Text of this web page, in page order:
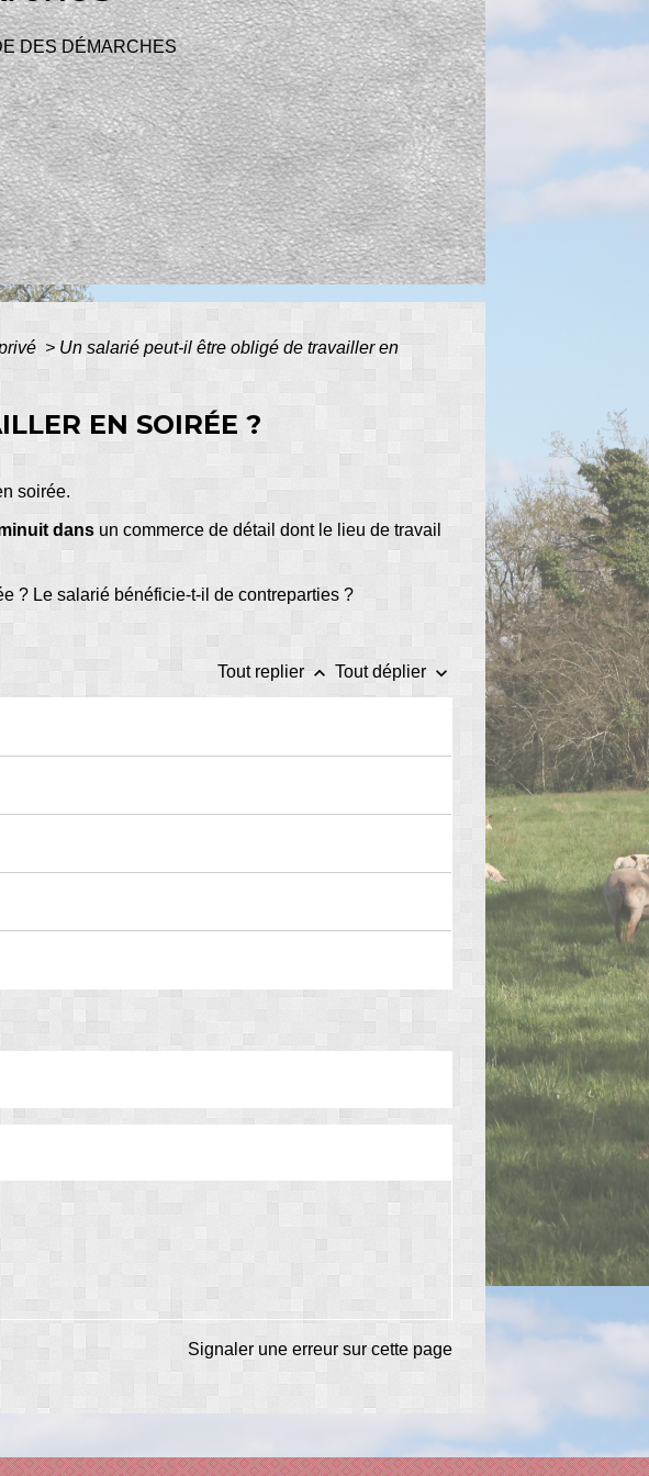
DES DÉMARCHES
> Un salarié peut-il être obligé de travailler en
EN SOIRÉE ?
soirée.
dans un commerce de détail dont le lieu de travail
? Le salarié bénéficie-t-il de contreparties ?
Tout replier keyboard_arrow_up Tout déplier keyboard_arrow_down
Signaler une erreur sur cette page